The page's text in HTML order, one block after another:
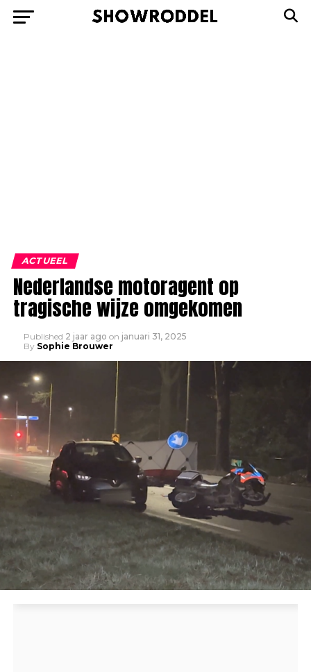
ACTUEEL
Nederlandse motoragent op
tragische wijze omgekomen
Published 2 jaar ago on januari 31, 2025
By Sophie Brouwer